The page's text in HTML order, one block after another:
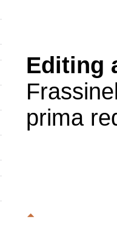
Editing
prima